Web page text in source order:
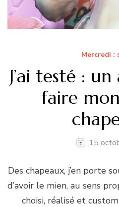
Mercredi :
J’ai testé :
faire
15
Des chapeaux, j’en porte
d’avoir le mien, au sens
choisi, réalisé et